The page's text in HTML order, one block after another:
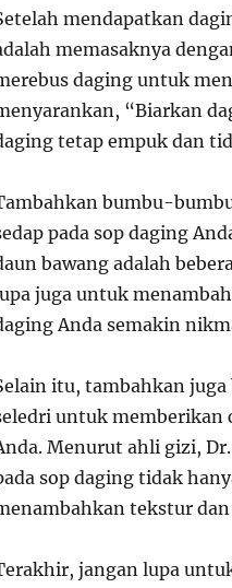
mendapatkan
memasaknya
daging untuk
“Biarkan
tetap empuk dan
bumbu-
pada sop daging
bawang adalah
juga untuk
Anda semakin
itu, tambahkan
untuk memberikan
Menurut ahli gizi,
sop daging tidak
tekstur dan
jangan lupa